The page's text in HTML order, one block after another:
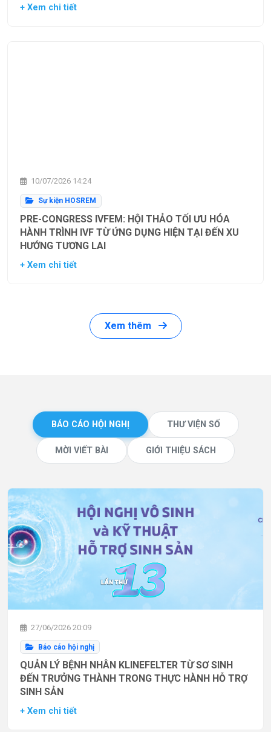
+ Xem chi tiết
10/07/2026 14:24
Sự kiện HOSREM
PRE-CONGRESS IVFEM: HỘI THẢO TỐI ƯU HÓA
HÀNH TRÌNH IVF TỪ ỨNG DỤNG HIỆN TẠI ĐẾN XU
HƯỚNG TƯƠNG LAI
+ Xem chi tiết
Xem thêm
BÁO CÁO HỘI NGHỊ THƯ VIỆN SỐ
MỜI VIẾT BÀI GIỚI THIỆU SÁCH
27/06/2026 20:09
Báo cáo hội nghị
QUẢN LÝ BỆNH NHÂN KLINEFELTER TỪ SƠ SINH
ĐẾN TRƯỞNG THÀNH TRONG THỰC HÀNH HỖ TRỢ
SINH SẢN
+ Xem chi tiết